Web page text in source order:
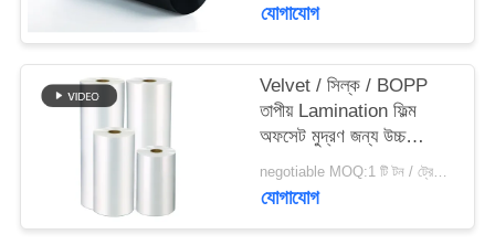
PRIVACY
POLICY
যোগাযোগ
Velvet / সিল্ক / BOPP
তাপীয় Lamination ফিল্ম
অফসেট মুদ্রণ জন্য উচ্চ
স্থায়িত্ব এবং নরমতা
negotiable MOQ:1 টি টন / ট্রেইলের অর্ডার আলোচনা সাপেক্ষ
যোগাযোগ